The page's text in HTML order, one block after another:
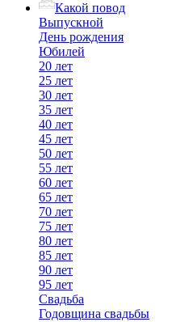
Какой повод
Выпускной
День рождения
Юбилей
20 лет
25 лет
30 лет
35 лет
40 лет
45 лет
50 лет
55 лет
60 лет
65 лет
70 лет
75 лет
80 лет
85 лет
90 лет
95 лет
Свадьба
Годовщина свадьбы